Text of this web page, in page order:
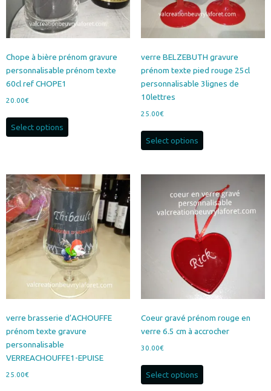
du
produit
Chope à bière prénom gravure
personnalisable prénom texte
60cl ref CHOPE1
20.00€
Select options
verre BELZEBUTH gravure
prénom texte pied rouge 25cl
personnalisable 3lignes de
10lettres
25.00€
Select options
verre brasserie d’ACHOUFFE
prénom texte gravure
personnalisable
VERREACHOUFFE1-EPUISE
25.00€
Coeur gravé prénom rouge en
verre 6.5 cm à accrocher
30.00€
Select options